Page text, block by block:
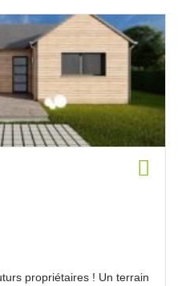
propriétaires ! Un terrain